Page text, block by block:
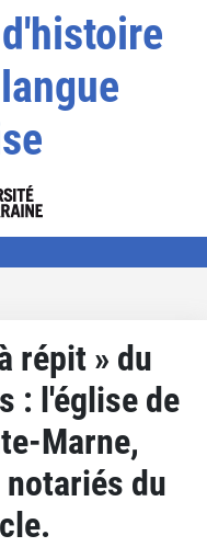
répit » du
: l'église de
Marne,
du